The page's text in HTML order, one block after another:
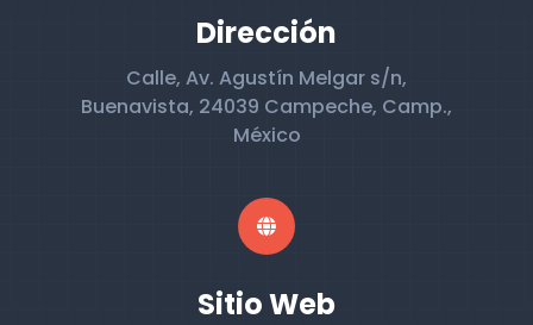
Dirección
Calle, Av. Agustín Melgar s/n,
Buenavista, 24039 Campeche, Camp.,
México
Sitio Web